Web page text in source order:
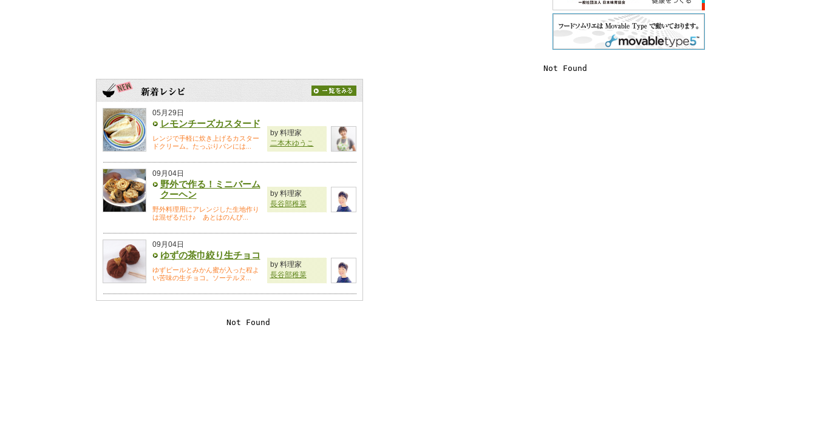
05月29日
レモンチーズカスタード
レンジで手軽に炊き上げるカスター
ドクリーム。たっぷりパンには...
by 料理家
二本木ゆうこ
09月04日
野外で作る！ミニバーム
クーヘン
野外料理用にアレンジした生地作り
は混ぜるだけ♪ あとはのんび...
by 料理家
長谷部稚菜
09月04日
ゆずの茶巾絞り生チョコ
ゆずピールとみかん蜜が入った程よ
い苦味の生チョコ。ソーテルヌ...
by 料理家
長谷部稚菜